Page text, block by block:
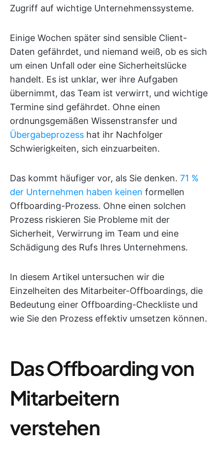
Zugriff auf wichtige Unternehmenssysteme.
Einige Wochen später sind sensible Client-
Daten gefährdet, und niemand weiß, ob es sich
um einen Unfall oder eine Sicherheitslücke
handelt. Es ist unklar, wer ihre Aufgaben
übernimmt, das Team ist verwirrt, und wichtige
Termine sind gefährdet. Ohne einen
ordnungsgemäßen Wissenstransfer und
Übergabeprozess hat ihr Nachfolger
Schwierigkeiten, sich einzuarbeiten.
Das kommt häufiger vor, als Sie denken. 71 %
der Unternehmen haben keinen formellen
Offboarding-Prozess. Ohne einen solchen
Prozess riskieren Sie Probleme mit der
Sicherheit, Verwirrung im Team und eine
Schädigung des Rufs Ihres Unternehmens.
In diesem Artikel untersuchen wir die
Einzelheiten des Mitarbeiter-Offboardings, die
Bedeutung einer Offboarding-Checkliste und
wie Sie den Prozess effektiv umsetzen können.
Das Offboarding von
Mitarbeitern
verstehen